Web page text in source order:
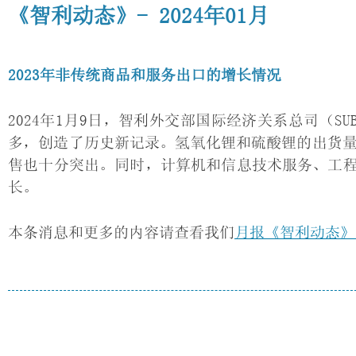
《智利动态》- 2024年01月
2023年非传统商品和服务出口的增长情况
2024年1月9日，智利外交部国际经济关系总司（
多，创造了历史新记录。氢氧化锂和硫酸锂的出货
售也十分突出。同时，计算机和信息技术服务、工
长。
本条消息和更多的内容请查看我们 月报《智利动态